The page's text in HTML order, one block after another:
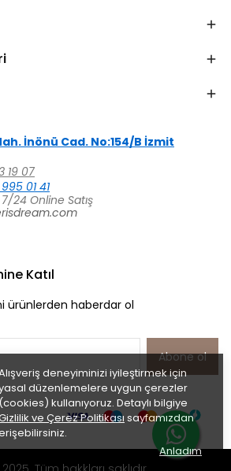
deneyiminizi iyileştirmek için
düzenlemelere uygun çerezler
(cookies) kullanıyoruz. Detaylı bilgiye
ve Çerez Politikası sayfamızdan
Anladım
İnönü Cad. No:154/B İzmit
19 07
01 41
7/24 Online Satış
Katıl
ürünlerden haberdar ol
Abone ol